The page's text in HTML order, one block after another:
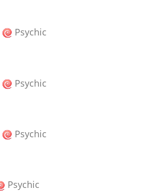
Psychic
Psychic
Psychic
Psychic